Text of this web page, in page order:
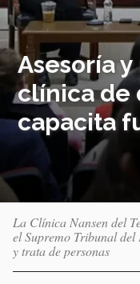
Asesoría
clínica de
capacita
La Clínica Nansen del
el Supremo Tribunal del
y trata de personas